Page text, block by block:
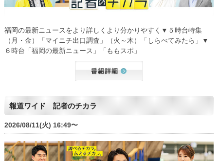
福岡の最新ニュースをより詳しくより分かりやすく▼５時台特集
（月・金）「マイニチ出口調査」（火～木）「しらべてみたら」▼
６時台「福岡の最新ニュース」「ももスポ」
報道ワイド 記者のチカラ
2026/08/11(火) 16:49〜